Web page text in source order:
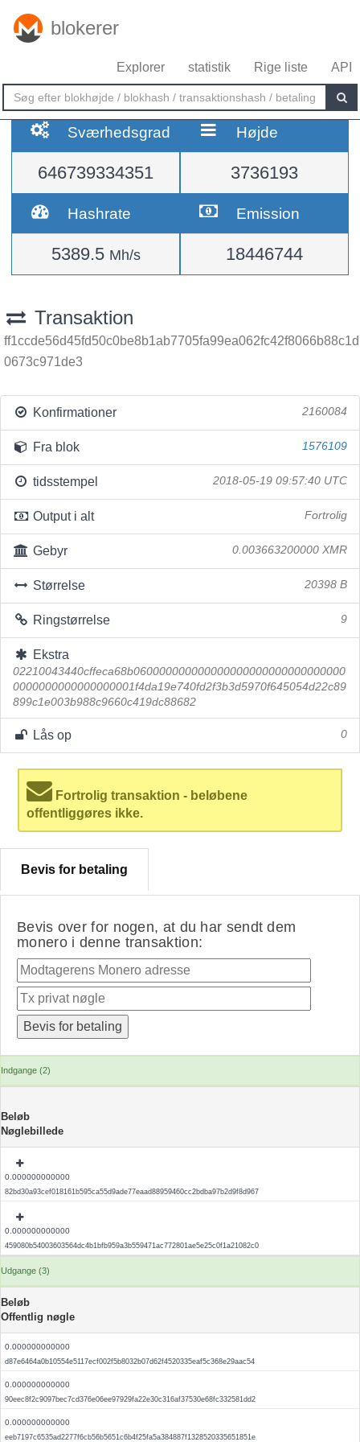
blokerer
Explorer statistik Rige liste API
Sværhedsgrad
646739334351
Højde
3736193
Hashrate
5389.5 Mh/s
Emission
18446744
Transaktion
ff1ccde56d45fd50c0be8b1ab7705fa99ea062fc42f8066b88c1d
0673c971de3
Konfirmationer 2160084
Fra blok 1576109
tidsstempel 2018-05-19 09:57:40 UTC
Output i alt Fortrolig
Gebyr 0.003663200000 XMR
Størrelse 20398 B
Ringstørrelse 9
Ekstra
02210043440cffeca68b060000000000000000000000000000000
0000000000000000001f4da19e740fd2f3b3d5970f645054d22c89
899c1e003b988c9660c419dc88682
Lås op 0
Fortrolig transaktion - beløbene
offentliggøres ikke.
Bevis for betaling
Bevis over for nogen, at du har sendt dem
monero i denne transaktion:
Indgange (2)
Beløb
Nøglebillede
0.000000000000
82bd30a93cef018161b595ca55d9ade77eaad88959460cc2bdba97b2d9f8d967
0.000000000000
459080b54003603564dc4b1bfb959a3b559471ac772801ae5e25c0f1a21082c0
Udgange (3)
Beløb
Offentlig nøgle
0.000000000000
d87e6464a0b10554e5117ecf002f5b8032b07d62f4520335eaf5c368e29aac54
0.000000000000
90eec8f2c9097bec7cd376e06ee97929fa22e30c316af37530e68fc332581dd2
0.000000000000
eeb7197c6535ad2277f6cb56b5651c6b4f25fa5a384887f1328520335651851e